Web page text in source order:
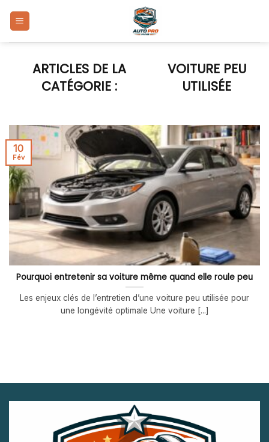
VOITURE PEU
UTILISÉE
Pourquoi entretenir sa voiture même quand elle roule peu
Les enjeux clés de l’entretien d’une voiture peu utilisée pour
une longévité optimale Une voiture [...]
10
Fév